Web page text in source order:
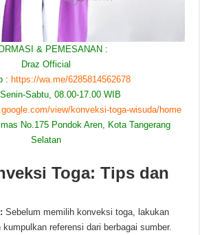
& PEMESANAN :
Draz Official
: https://wa.me/6285814562678
Sabtu, 08.00-17.00 WIB
view/konveksi-toga-wisuda/home
No.175 Pondok Aren, Kota Tangerang
Selatan
Toga: Tips dan
Sebelum memilih konveksi toga, lakukan
referensi dari berbagai sumber.